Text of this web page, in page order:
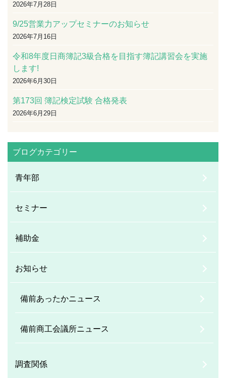
2026年7月28日
9/25営業力アップセミナーのお知らせ
2026年7月16日
令和8年度日商簿記3級合格を目指す簿記講習会を実施
します!
2026年6月30日
第173回 簿記検定試験 合格発表
2026年6月29日
ブログカテゴリー
青年部
セミナー
補助金
お知らせ
備前あったかニュース
備前商工会議所ニュース
調査関係